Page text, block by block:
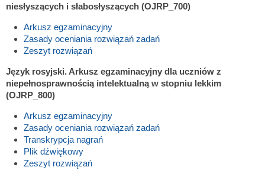
niesłyszących i słabosłyszących (OJRP_700)
Arkusz egzaminacyjny
Zasady oceniania rozwiązań zadań
Zeszyt rozwiązań
Język rosyjski. Arkusz egzaminacyjny dla uczniów z
niepełnosprawnością intelektualną w stopniu lekkim
(OJRP_800)
Arkusz egzaminacyjny
Zasady oceniania rozwiązań zadań
Transkrypcja nagrań
Plik dźwiękowy
Zeszyt rozwiązań